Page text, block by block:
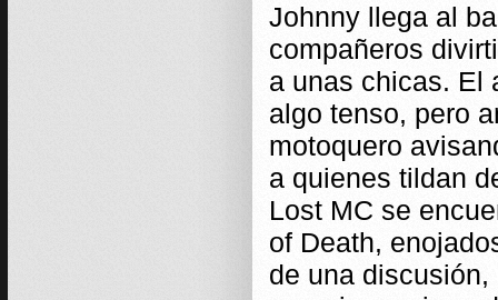
Johnny llega al
compañeros
a unas chicas. El
algo tenso, pero
motoquero
a quienes tildan
Lost MC se
of Death,
de una